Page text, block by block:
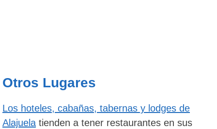
Otros Lugares
Los hoteles, cabañas, tabernas y lodges de
Alajuela tienden a tener restaurantes en sus